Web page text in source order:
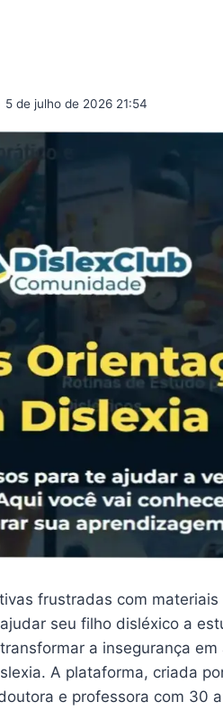
5 de julho de 2026 21:54
frustradas com
seu filho disléxico a
a insegurança
A plataforma, criada
e professora com 30